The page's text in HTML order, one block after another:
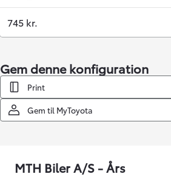
745 kr.
Gem denne konfiguration
Print
Gem til MyToyota
MTH Biler A/S - Års